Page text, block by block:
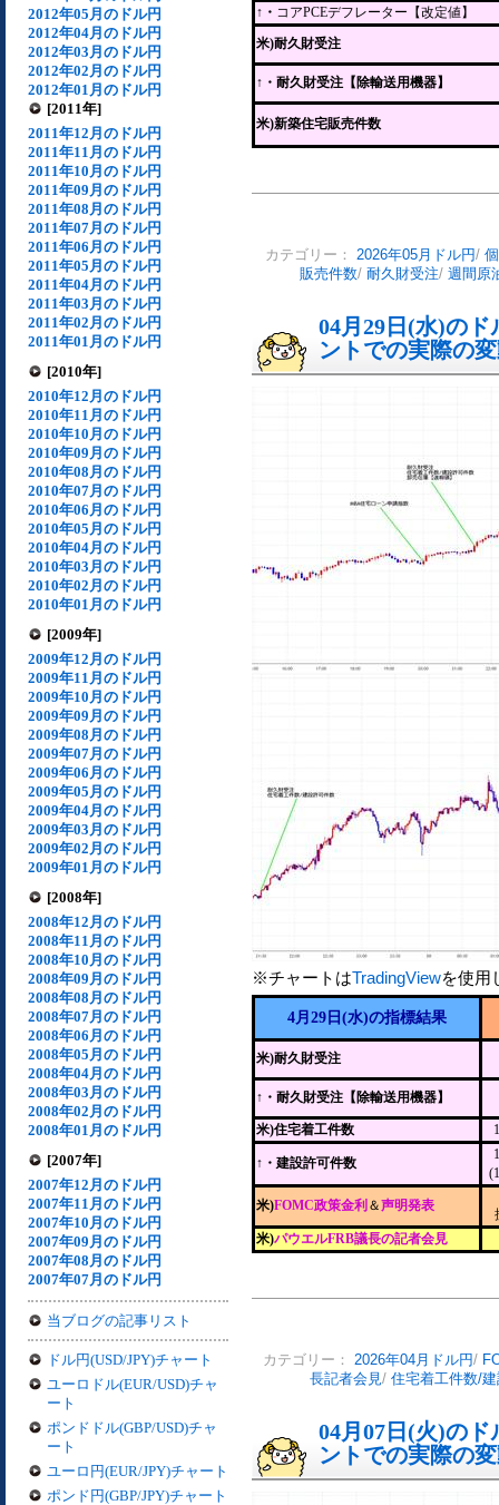
2012年05月のドル円
2012年04月のドル円
2012年03月のドル円
2012年02月のドル円
2012年01月のドル円
[2011年]
2011年12月のドル円
2011年11月のドル円
2011年10月のドル円
2011年09月のドル円
2011年08月のドル円
2011年07月のドル円
2011年06月のドル円
2011年05月のドル円
2011年04月のドル円
2011年03月のドル円
2011年02月のドル円
2011年01月のドル円
[2010年]
2010年12月のドル円
2010年11月のドル円
2010年10月のドル円
2010年09月のドル円
2010年08月のドル円
2010年07月のドル円
2010年06月のドル円
2010年05月のドル円
2010年04月のドル円
2010年03月のドル円
2010年02月のドル円
2010年01月のドル円
[2009年]
2009年12月のドル円
2009年11月のドル円
2009年10月のドル円
2009年09月のドル円
2009年08月のドル円
2009年07月のドル円
2009年06月のドル円
2009年05月のドル円
2009年04月のドル円
2009年03月のドル円
2009年02月のドル円
2009年01月のドル円
[2008年]
2008年12月のドル円
2008年11月のドル円
2008年10月のドル円
2008年09月のドル円
2008年08月のドル円
2008年07月のドル円
2008年06月のドル円
2008年05月のドル円
2008年04月のドル円
2008年03月のドル円
2008年02月のドル円
2008年01月のドル円
[2007年]
2007年12月のドル円
2007年11月のドル円
2007年10月のドル円
2007年09月のドル円
2007年08月のドル円
2007年07月のドル円
当ブログの記事リスト
ドル円(USD/JPY)チャート
ユーロドル(EUR/USD)チャ
ート
ポンドドル(GBP/USD)チャ
ート
ユーロ円(EUR/JPY)チャート
ポンド円(GBP/JPY)チャート
↑・ コアPCEデフレーター【改定値】
米)耐久財受注
↑ ・耐久財受注【除輸送用機器】
米)新築住宅販売件数
カテゴリー： 2026年05月ドル円/
販売件数/ 耐久財受注/ 週間原
04月29日(水)の
ントでの実際の
※チャートはTradingViewを使用
4月29日(水)の指標結果
米)耐久財受注
↑ ・耐久財受注【除輸送用機器】
米)住宅着工件数
↑・建設許可件数
米)FOMC政策金利 ＆声明発表
米)パウエルFRB議長の記者会見
カテゴリー： 2026年04月ドル円/
長記者会見/ 住宅着工件数/
04月07日(火)の
ントでの実際の